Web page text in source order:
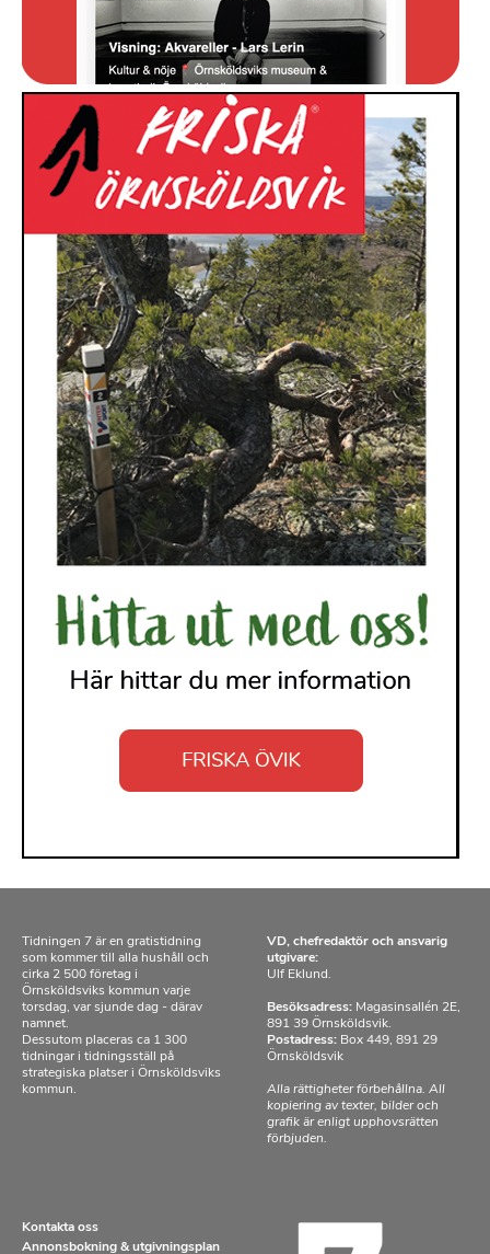
Tidningen 7 är en gratistidning
som kommer till alla hushåll och
cirka 2 500 företag i
Örnsköldsviks kommun varje
torsdag, var sjunde dag - därav
namnet.
Dessutom placeras ca 1 300
tidningar i tidningsställ på
strategiska platser i Örnsköldsviks
kommun.
VD, chefredaktör och ansvarig
utgivare:
Ulf Eklund.
Besöksadress: Magasinsallén 2E,
891 39 Örnsköldsvik.
Postadress: Box 449, 891 29
Örnsköldsvik
Alla rättigheter förbehållna. All
kopiering av texter, bilder och
grafik är enligt upphovsrätten
förbjuden.
Kontakta oss
Annonsbokning & utgivningsplan